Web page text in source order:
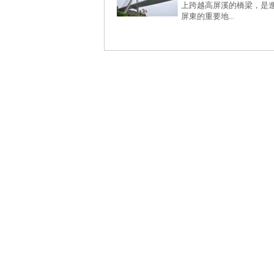
上跨越高屏溪的橋梁，是
屏東的重要地...